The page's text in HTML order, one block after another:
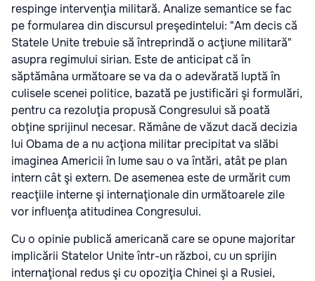
respinge intervenţia militară. Analize semantice se fac
pe formularea din discursul preşedintelui: "Am decis că
Statele Unite trebuie să întreprindă o acţiune militară"
asupra regimului sirian. Este de anticipat că în
săptămâna următoare se va da o adevărată luptă în
culisele scenei politice, bazată pe justificări şi formulări,
pentru ca rezoluţia propusă Congresului să poată
obţine sprijinul necesar. Rămâne de văzut dacă decizia
lui Obama de a nu acţiona militar precipitat va slăbi
imaginea Americii în lume sau o va întări, atât pe plan
intern cât şi extern. De asemenea este de urmărit cum
reacţiile interne şi internaţionale din următoarele zile
vor influenţa atitudinea Congresului.
Cu o opinie publică americană care se opune majoritar
implicării Statelor Unite într-un război, cu un sprijin
internaţional redus şi cu opoziţia Chinei şi a Rusiei,